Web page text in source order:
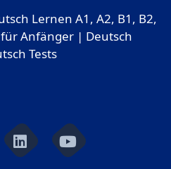
Lernen A1, A2, B1, B2,
Anfänger | Deutsch
Tests